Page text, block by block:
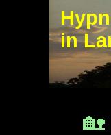
in
🏡